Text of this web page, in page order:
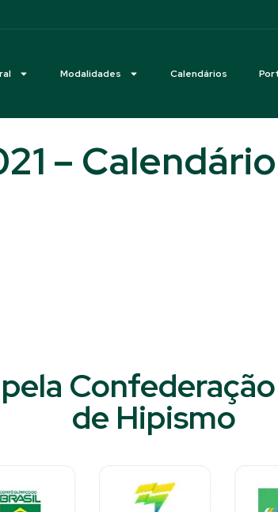
Modalidades Calendários
–
de Hipismo